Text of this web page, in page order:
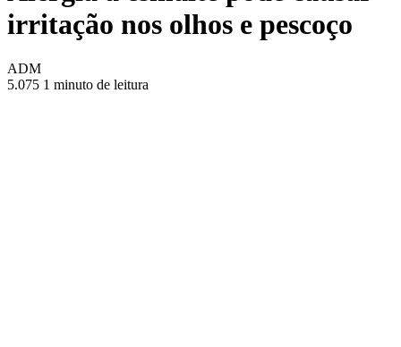
irritação nos olhos e pescoço
ADM
5.075 1 minuto de leitura